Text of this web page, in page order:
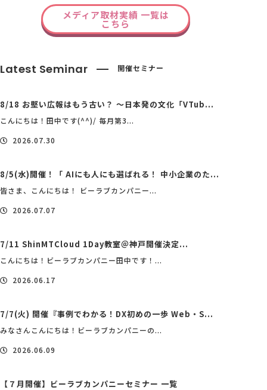
メディア取材実績 一覧は
こちら
Latest Seminar 開催セミナー
8/18 お堅い広報はもう古い？ ～日本発の文化「VTub...
こんにちは！田中です(^^)/ 毎月第3...
2026.07.30
8/5(水)開催！「 AIにも人にも選ばれる！ 中小企業のた...
皆さま、こんにちは！ ビーラブカンパニー...
2026.07.07
7/11 ShinMTCloud 1Day教室＠神戸開催決定...
こんにちは！ビーラブカンパニー田中です！...
2026.06.17
7/7(火) 開催『事例でわかる！DX初めの一歩 Web・S...
みなさんこんにちは！ビーラブカンパニーの...
2026.06.09
【７月開催】ビーラブカンパニーセミナー 一覧